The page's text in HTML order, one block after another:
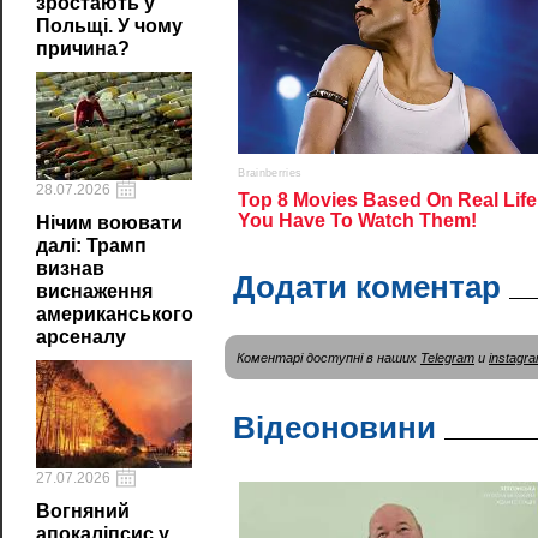
Польщі. У чому
причина?
28.07.2026
Нічим воювати
далі: Трамп
визнав
виснаження
американського
арсеналу
27.07.2026
Вогняний
апокаліпсис у
Додати коментар
Коментарі доступні в наших Telegram и
Відеоновини